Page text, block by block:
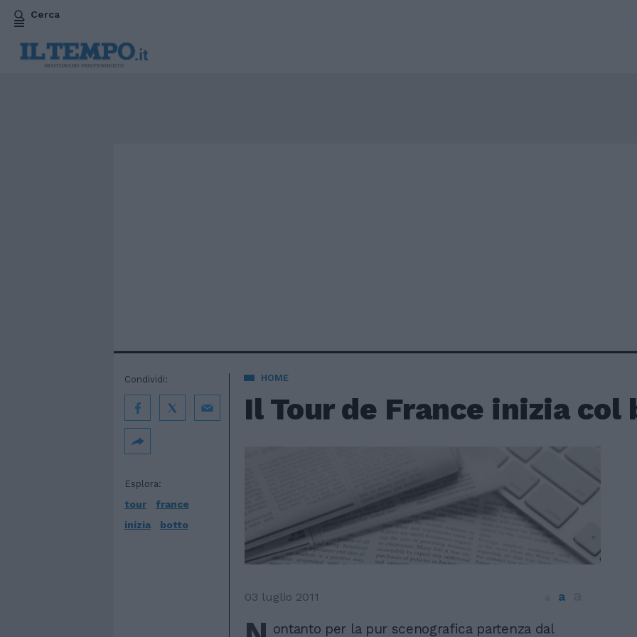
Cerca
HOME
Il Tour de France inizia col
Esplora:
tour
france
inizia
botto
Condividi:
03 luglio 2011 a
ontanto per la pur scenografica partenza dal